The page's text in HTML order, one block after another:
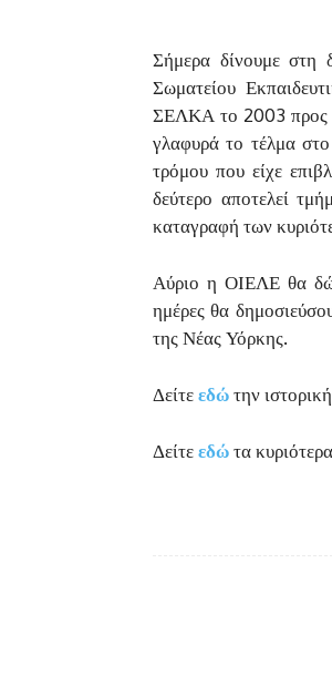
Σήμερα δίνουμε στη
Σωματείου
ΣΕΛΚΑ το 2003 προς
γλαφυρά το τέλμα
τρόμου που είχε
δεύτερο αποτελεί
καταγραφή των
Αύριο η ΟΙΕΛΕ θα
ημέρες θα
της Νέας Υόρκης.
Δείτεεδώτην
Δείτεεδώτα